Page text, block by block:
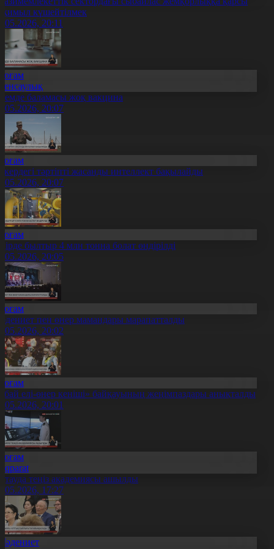
қимыл күшейтілмек
20:11
баламасы жоқ вакцина
20:07
тәртіпті жасанды интеллект бақылайды
20:07
былтыр 4 млн тонна болат өндірілді
20:05
пен өнер мамандары марапатталды
20:02
елі-өнер кеніші» байқауының жеңімпаздары анықталды
20:01
теңіз академиясы ашылды
17:27